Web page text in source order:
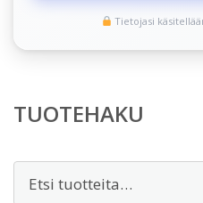
Tietojasi
TUOTEHAKU